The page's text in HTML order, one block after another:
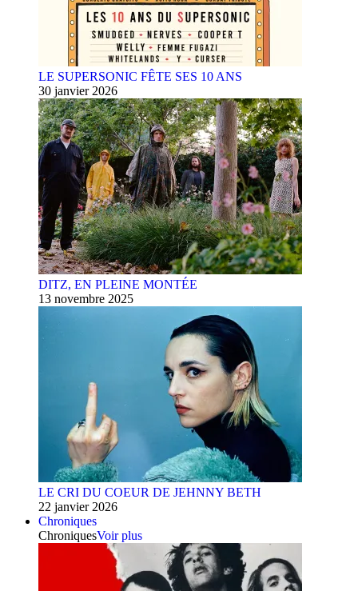
LE SUPERSONIC FÊTE SES 10 ANS
30 janvier 2026
DITZ, EN PLEINE MONTÉE
13 novembre 2025
LE CRI DU COEUR DE JEHNNY BETH
22 janvier 2026
Chroniques
ChroniquesVoir plus